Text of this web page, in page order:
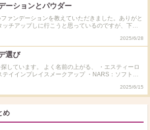
ーションとパウダー
ァンデーションを教えていただきました。ありがと
チアップしに行こうと思っているのですが、下記3
ていただきたいです。 ・エスティローダー ・ラン
乾燥肌で鼻の周りだけ脂っぽくなり、汗もかきやす
デが崩れることが多いです。 下地はマキアージュ
また、リキッドの上にパウダー
のおすすめも教えていただけたら嬉しいです。
2025/6/28
選び
しています。 よく名前の上がる、 ・エスティーロ
テイインプレイスメークアップ ・NARS：ソフトマ
ーション ・コスメデコルテ：ゼンウェアフルイド
ルトラウェアリキッド ・シュウウエムラ：アンリ
イド の中で試そうと思っています。 もう少し絞り
ひ教えて下さい！ もし良ければ使われた感想も教
す。 ちなみに、 ・時間が経つとドロドロテカテカ
日中マスク生活 ・化粧直しができない ・シミが多い
う状況です。 どうぞよろしくお願いします。
2025/6/15
め